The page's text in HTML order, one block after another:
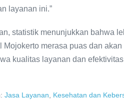
layanan ini.”
statistik menunjukkan bahwa
Mojokerto merasa puas dan
kualitas layanan dan
Jasa Layanan Kesehatan dan